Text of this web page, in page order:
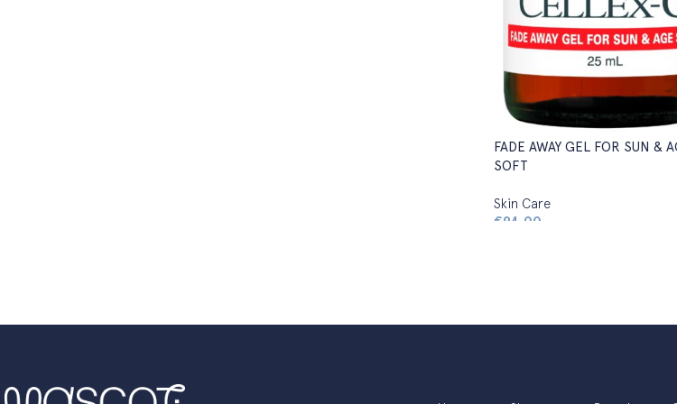
FADE AWAY GEL FOR SUN &
SOFT
Skin Care
€94,00